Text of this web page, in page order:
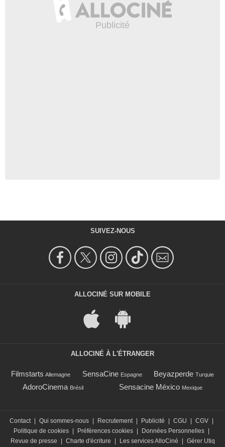
SUIVEZ-NOUS
ALLOCINÉ SUR MOBILE
ALLOCINÉ À L'ÉTRANGER
Filmstarts Allemagne SensaCine Espagne Beyazperde Turquie
AdoroCinema Brésil Sensacine México Mexique
Contact | Qui sommes-nous | Recrutement | Publicité | CGU | CGV |
Politique de cookies | Préférences cookies | Données Personnelles |
Revue de presse
| Charte d'écriture | Les services AlloCiné | Gérer Utiq